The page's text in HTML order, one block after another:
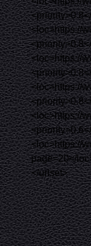
<priority>0.8
<loc>https://
<priority>0.8
<loc>https://
<priority>0.8
<loc>https://
<priority>0.8
<loc>https://
<priority>0.6
<loc>https://
page=20</loc
</urlset>